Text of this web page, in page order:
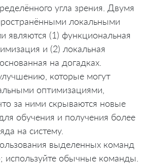
угла зрения. Двумя
локальными
являются (1) функциональная
и (2) локальная
на догадках.
которые могут
оптимизациями,
за ними скрываются новые
обучения и получения более
на систему.
выделенных команд
обычные команды.